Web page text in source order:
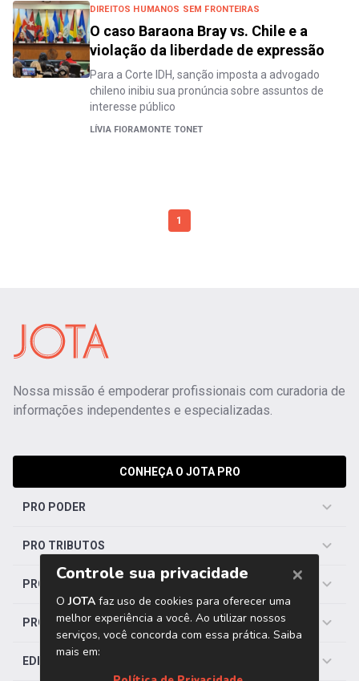
DIREITOS HUMANOS SEM FRONTEIRAS
O caso Baraona Bray vs. Chile e a
violação da liberdade de expressão
Para a Corte IDH, sanção imposta a advogado
chileno inibiu sua pronúncia sobre assuntos de
interesse público
LÍVIA FIORAMONTE TONET
1
Nossa missão é empoderar profissionais com curadoria de
informações independentes e especializadas.
CONHEÇA O JOTA PRO
PRO PODER
PRO TRIBUTOS
PRO TRABALHISTA
PRO SAÚDE
EDITORIAS